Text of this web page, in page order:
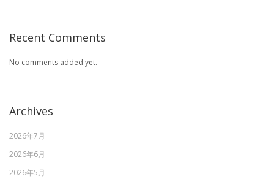
Recent Comments
No comments added yet.
Archives
2026年7月
2026年6月
2026年5月